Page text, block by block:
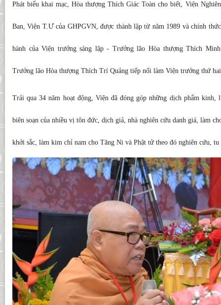
Phát biểu khai mạc, Hòa thượng Thích Giác Toàn cho biết, Viện
Ban, Viện T.Ư của GHPGVN, được thành lập từ năm 1989 và chính
hành của Viện trưởng sáng lập - Trưởng lão Hòa thượng Thích
Trưởng lão Hòa thượng Thích Trí Quảng tiếp nối làm Viện trưởng thứ
Trải qua 34 năm hoạt động, Viện đã đóng góp những dịch phẩm kinh,
biên soạn của nhiều vị tôn đức, dịch giả, nhà nghiên cứu danh giá, làm
khởi sắc, làm kim chỉ nam cho Tăng Ni và Phật tử theo đó nghiên cứu, tu